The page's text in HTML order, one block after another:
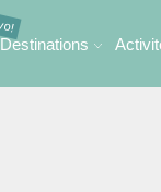
Destinations